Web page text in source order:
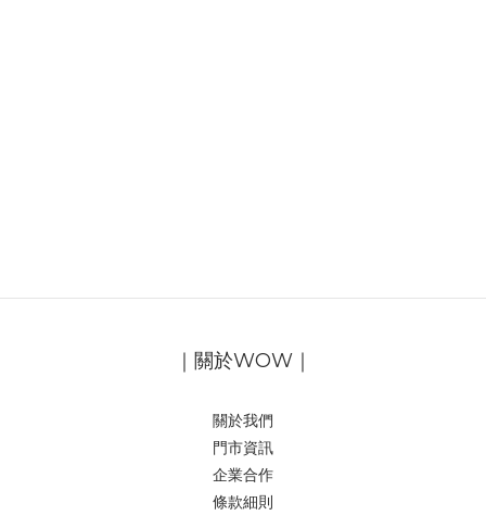
｜關於WOW｜
關於我們
門市資訊
企業合作
條款細則